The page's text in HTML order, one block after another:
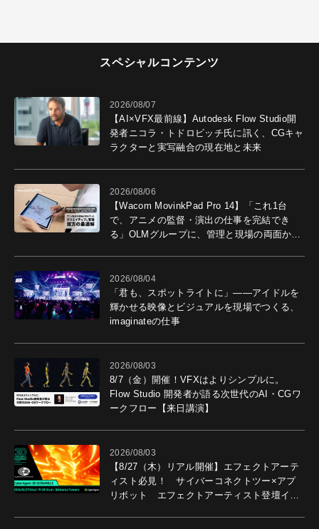
スペシャルコンテンツ
2026/08/07
【AI×VFX最前線】Autodesk Flow Studio開
発者ニコラ・トドロビッチ氏に訊く、CGキャ
ラクターと実写融合の現在地と未来
2026/08/06
【Wacom MovinkPad Pro 14】「これ1台
で、アニメの監督・演出の仕事を完結でき
る」OLMグループに、管理と現場の両面から
2026/08/04
「君も、スポットライトに」――アイドルを
輝かせる映像とビジュアルを現場でつくる、
imaginateの仕事
2026/08/03
8/7（金）開催！VFXはよりシンプルに。
Flow Studio 開発者が語る次世代のAI・CGワ
ークフロー【来日講演】
2026/08/03
【8/27（木）リアル開催】エフェクトアーテ
ィスト必見！ サイバーコネクトツー×アプ
リボット エフェクトアーティスト登壇イベ